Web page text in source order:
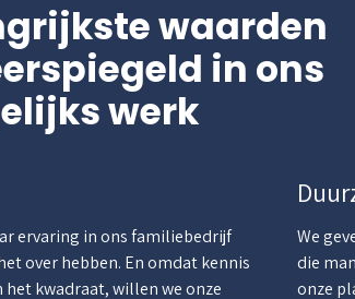
waarden
in ons
werk
ervaring in ons familiebedrijf
over hebben. En omdat kennis
het kwadraat, willen we onze
We
die
onze